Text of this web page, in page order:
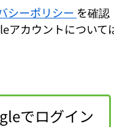
シーポリシー を確
カウントについて
でログイン